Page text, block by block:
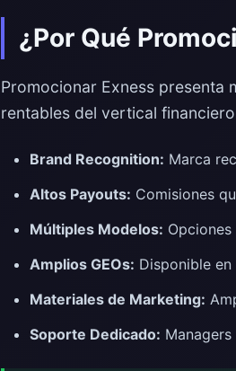
¿Por Qué
Promocionar Exness presenta
rentables del vertical
Brand Recognition: Marca
Altos Payouts: Comisiones
Múltiples Modelos:
Amplios GEOs: Disponible
Materiales de Marketing:
Soporte Dedicado: